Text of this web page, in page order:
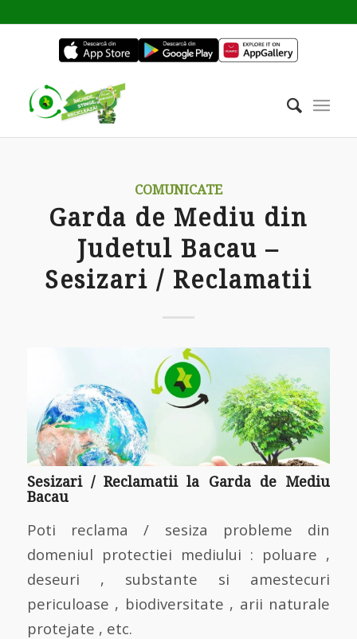
COMUNICATE
Garda de Mediu din
Judetul Bacau –
Sesizari / Reclamatii
Sesizari / Reclamatii la Garda de Mediu
Bacau
Poti reclama / sesiza probleme din
domeniul protectiei mediului : poluare ,
deseuri , substante si amestecuri
periculoase , biodiversitate , arii naturale
protejate , etc.